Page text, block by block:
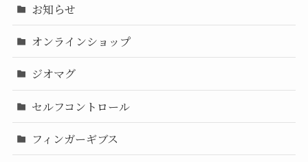
お知らせ
オンラインショップ
ジオマグ
セルフコントロール
フィンガーギブス